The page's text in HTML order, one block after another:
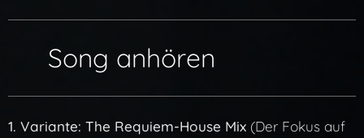
🎧 Song anhören
1. Variante: The Requiem-House Mix (Der Fokus auf